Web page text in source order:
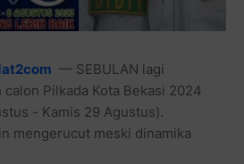
— SEBULAN lagi
Pilkada Kota Bekasi 2024
- Kamis 29 Agustus).
mengerucut meski dinamika